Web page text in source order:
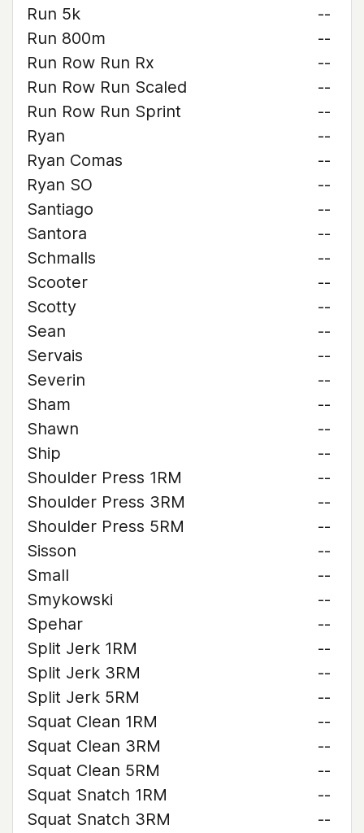
Run 5k
--
Run 800m
--
Run Row Run Rx
--
Run Row Run Scaled
--
Run Row Run Sprint
--
Ryan
--
Ryan Comas
--
Ryan SO
--
Santiago
--
Santora
--
Schmalls
--
Scooter
--
Scotty
--
Sean
--
Servais
--
Severin
--
Sham
--
Shawn
--
Ship
--
Shoulder Press 1RM
--
Shoulder Press 3RM
--
Shoulder Press 5RM
--
Sisson
--
Small
--
Smykowski
--
Spehar
--
Split Jerk 1RM
--
Split Jerk 3RM
--
Split Jerk 5RM
--
Squat Clean 1RM
--
Squat Clean 3RM
--
Squat Clean 5RM
--
Squat Snatch 1RM
--
Squat Snatch 3RM
--